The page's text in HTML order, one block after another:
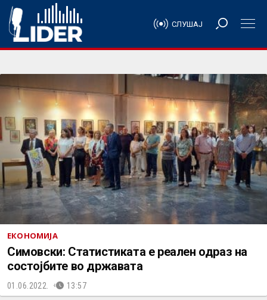
СЛУШАЈ
ЕКОНОМИЈА
Симовски: Статистиката е реален одраз на
состојбите во државата
01.06.2022. 13:57